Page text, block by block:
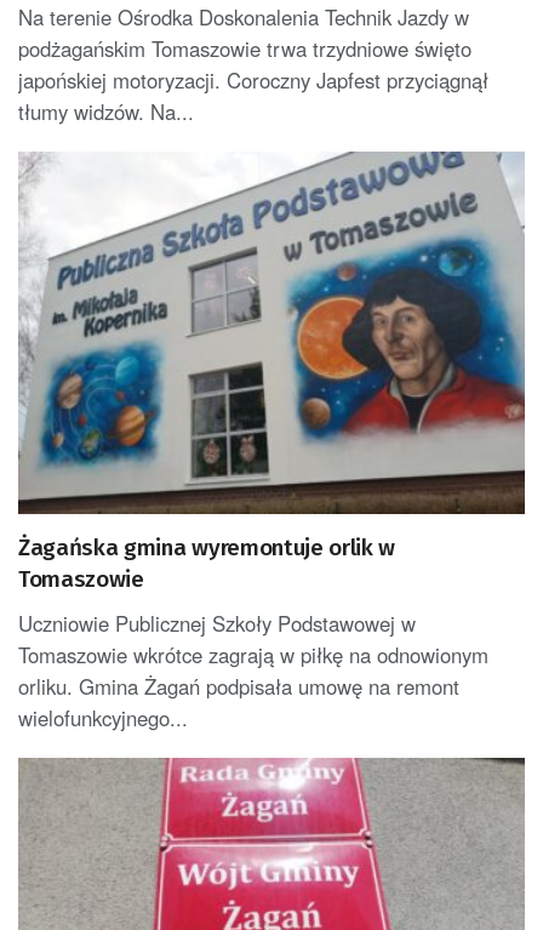
Na terenie Ośrodka Doskonalenia Technik Jazdy w
podżagańskim Tomaszowie trwa trzydniowe święto
japońskiej motoryzacji. Coroczny Japfest przyciągnął
tłumy widzów. Na...
Żagańska gmina wyremontuje orlik w
Tomaszowie
Uczniowie Publicznej Szkoły Podstawowej w
Tomaszowie wkrótce zagrają w piłkę na odnowionym
orliku. Gmina Żagań podpisała umowę na remont
wielofunkcyjnego...